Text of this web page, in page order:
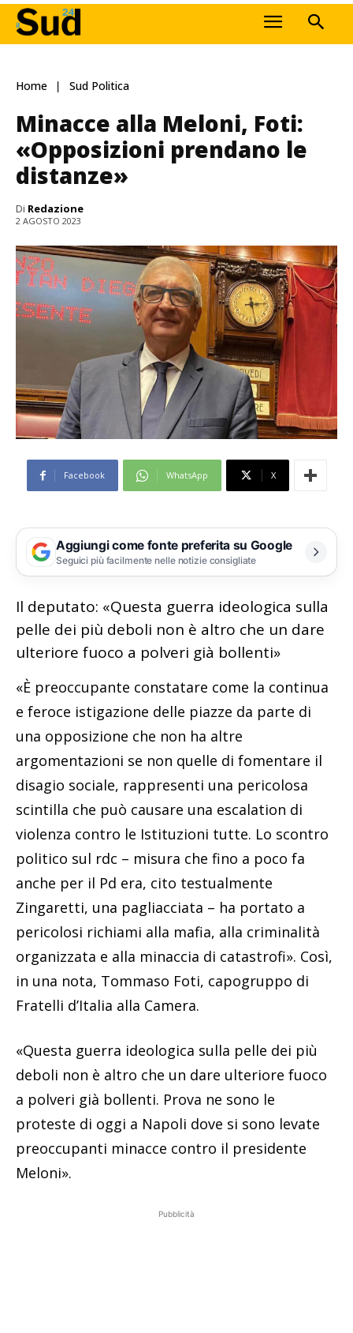
Home Sud Politica
Minacce alla Meloni, Foti:
«Opposizioni prendano le
distanze»
Di Redazione
2 AGOSTO 2023
Facebook WhatsApp X
Aggiungi come fonte preferita su Google
Seguici più facilmente nelle notizie consigliate
Il deputato: «Questa guerra ideologica sulla
pelle dei più deboli non è altro che un dare
ulteriore fuoco a polveri già bollenti»
«È preoccupante constatare come la continua
e feroce istigazione delle piazze da parte di
una opposizione che non ha altre
argomentazioni se non quelle di fomentare il
disagio sociale, rappresenti una pericolosa
scintilla che può causare una escalation di
violenza contro le Istituzioni tutte. Lo scontro
politico sul rdc – misura che fino a poco fa
anche per il Pd era, cito testualmente
Zingaretti, una pagliacciata – ha portato a
pericolosi richiami alla mafia, alla criminalità
organizzata e alla minaccia di catastrofi». Così,
in una nota, Tommaso Foti, capogruppo di
Fratelli d’Italia alla Camera.
«Questa guerra ideologica sulla pelle dei più
deboli non è altro che un dare ulteriore fuoco
a polveri già bollenti. Prova ne sono le
proteste di oggi a Napoli dove si sono levate
preoccupanti minacce contro il presidente
Meloni».
Pubblicità